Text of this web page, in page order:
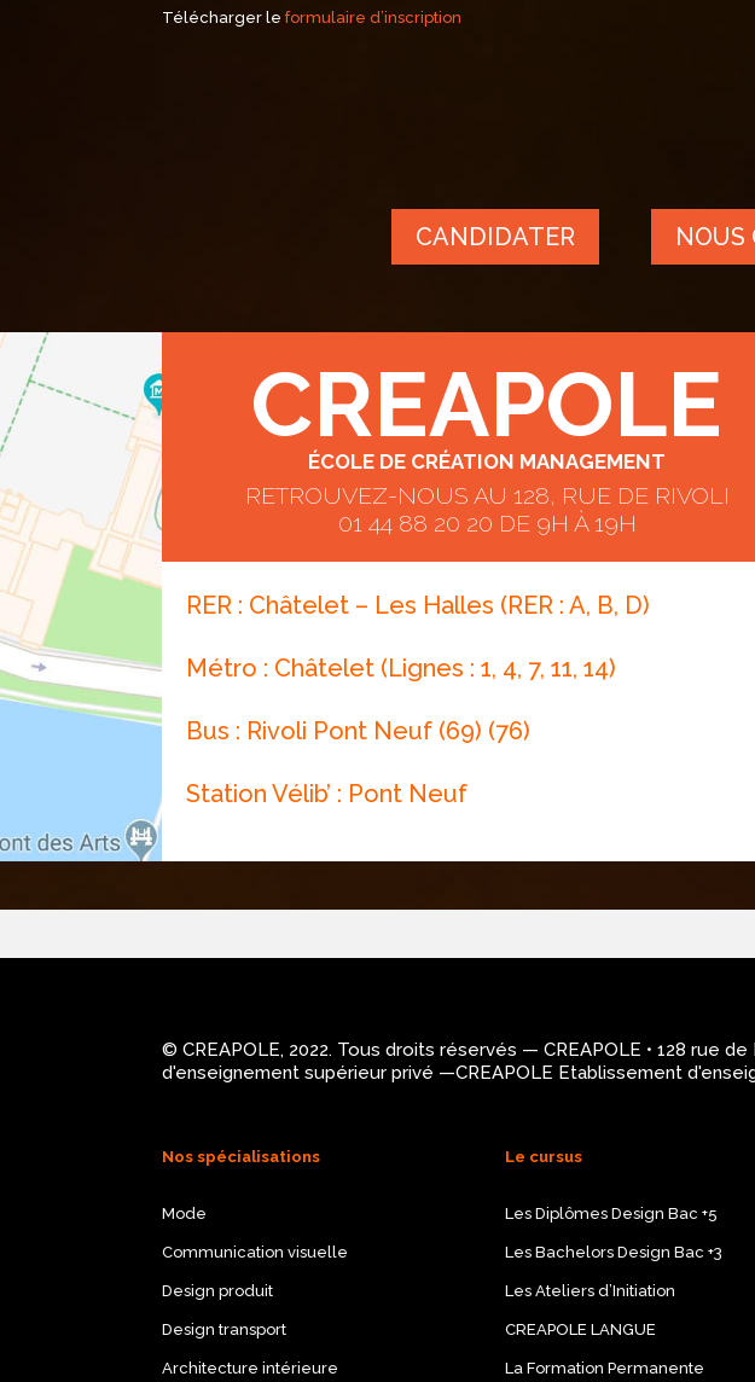
Télécharger le formulaire d’inscription
CANDIDATER NOUS
CREAPOLE
ÉCOLE DE CRÉATION MANAGEMENT
RETROUVEZ-NOUS AU 128, RUE DE RIVOLI
01 44 88 20 20 DE 9H À 19H
RER : Châtelet – Les Halles (RER : A, B, D)
Métro : Châtelet (Lignes : 1, 4, 7, 11, 14)
Bus : Rivoli Pont Neuf (69) (76)
Station Vélib’ : Pont Neuf
© CREAPOLE, 2022. Tous droits réservés — CREAPOLE • 128 rue
d'enseignement supérieur privé —CREAPOLE Etablissement
Nos spécialisations
Mode
Communication visuelle
Design produit
Design transport
Architecture intérieure
Le cursus
Les Diplômes Design Bac +5
Les Bachelors Design Bac +3
Les Ateliers d’Initiation
CREAPOLE LANGUE
La Formation Permanente